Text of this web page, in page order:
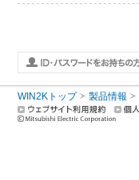
WIN2Kトップ 製品情報